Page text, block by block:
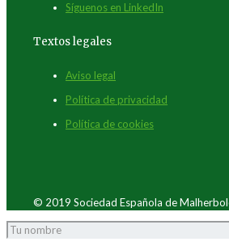
Síguenos en LinkedIn
Textos legales
Aviso legal
Política de privacidad
Política de cookies
© 2019 Sociedad Española de